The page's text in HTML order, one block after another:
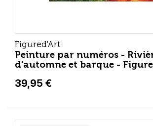
Figured'Art
Peinture par numéros -
d'automne et barque -
39,95 €